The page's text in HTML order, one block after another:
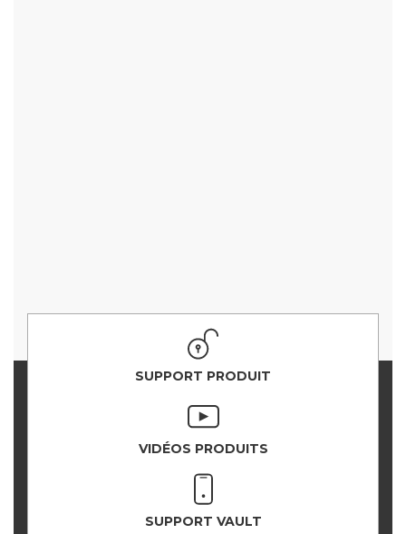
SUPPORT PRODUIT
VIDÉOS PRODUITS
SUPPORT VAULT